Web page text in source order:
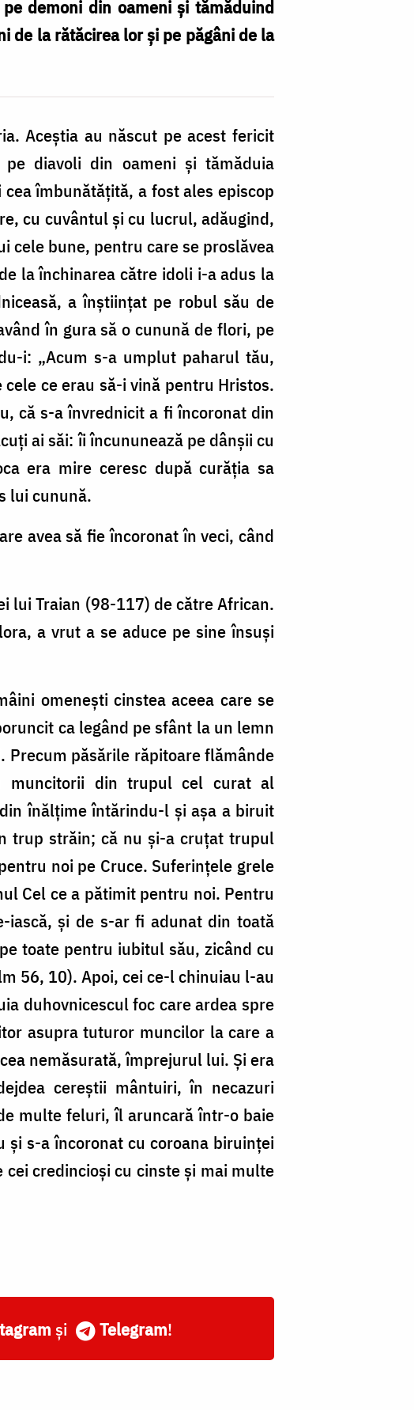
demoni din oameni și tămăduind
de la rătăcirea lor și pe păgâni de la
Aceștia au născut pe acest fericit
diavoli din oameni și tămăduia
îmbunătățită, a fost ales episcop
cu cuvântul și cu lucrul, adăugind,
cele bune, pentru care se proslăvea
la închinarea către idoli i-a adus la
a înștiințat pe robul său de
în gura să o cunună de flori, pe
i: „Acum s-a umplut paharul tău,
ce erau să-i vină pentru Hristos.
că s-a învrednicit a fi încoronat din
ai săi: îi încununează pe dânșii cu
era mire ceresc după curăția sa
lui cunună.
avea să fie încoronat în veci, când
lui Traian (98-117) de către African.
a vrut a se aduce pe sine însuși
omenești cinstea aceea care se
ca legând pe sfânt la un lemn
păsările răpitoare flămânde
muncitorii din trupul cel curat al
înălțime întărindu-l și așa a biruit
trup străin; că nu și-a cruțat trupul
noi pe Cruce. Suferințele grele
Cel ce a pătimit pentru noi. Pentru
iască, și de s-ar fi adunat din toată
toate pentru iubitul său, zicând cu
56, 10). Apoi, cei ce-l chinuiau l-au
duhovnicescul foc care ardea spre
asupra tuturor muncilor la care a
nemăsurată, împrejurul lui. Și era
cereștii mântuiri, în necazuri
multe feluri, îl aruncară într-o baie
s-a încoronat cu coroana biruinței
credincioși cu cinste și mai multe
și Telegram!